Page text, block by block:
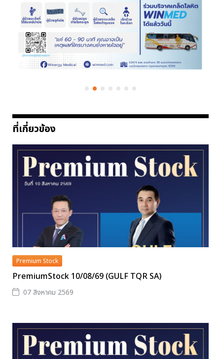
ที่เกี่ยวข้อง
Premium Stock
PremiumStock 10/08/69 (GULF TQR SA)
07 สิงหาคม 2569